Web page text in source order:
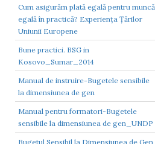
Cum asigurăm plată egală pentru muncă
egală în practică? Experiența Țărilor
Uniunii Europene
Bune practici. BSG in
Kosovo_Sumar_2014
Manual de instruire-Bugetele sensibile
la dimensiunea de gen
Manual pentru formatori-Bugetele
sensibile la dimensiunea de gen_UNDP
Bugetul Sensibil la Dimensiunea de Gen